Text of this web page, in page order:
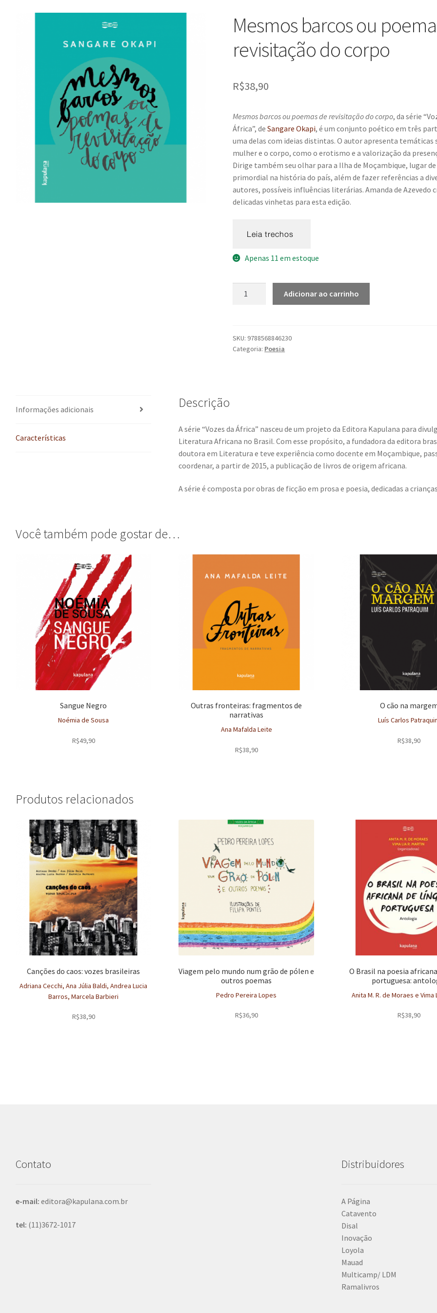
Mesmos barcos ou
revisitação do corpo
R$38,90
Mesmos barcos ou poemas de revisitação do corpo, da série
África”, deSangare Okapi, é um conjunto poético em três
uma delas com ideias distintas. O autor apresenta temáticas
mulher e o corpo, como o erotismo e a valorização da
Dirige também seu olhar para a Ilha de Moçambique, lugar
primordial na história do país, além de fazer referências a
autores, possíveis influências literárias. Amanda de Azevedo
delicadas vinhetas para esta edição.
Apenas 11 em estoque
de
revisitação
Adicionar ao carrinho
SKU: 9788568846230
Categoria: Poesia
Informações adicionais
Características
Descrição
A série “Vozes da África” nasceu de um projeto da Editora Kapulana para
Literatura Africana no Brasil. Com esse propósito, a fundadora da editora
doutora em Literatura e teve experiência como docente em Moçambique,
coordenar, a partir de 2015, a publicação de livros de origem africana.
A série é composta por obras de ficção em prosa e poesia, dedicadas a
Você também pode gostar de…
Sangue Negro
Noémia de Sousa
R$49,90
Outras fronteiras: fragmentos de
narrativas
Ana Mafalda Leite
R$38,90
O cão na
Luís Carlos
R$38,90
Produtos relacionados
Canções do caos: vozes brasileiras
Adriana Cecchi, Ana Júlia Baldi, Andrea Lucia
Barros, Marcela Barbieri
R$38,90
Viagem pelo mundo num grão de pólen e
outros poemas
Pedro Pereira Lopes
R$36,90
O Brasil na poesia
portuguesa:
Anita M. R. de Moraes e Vima
R$38,90
Contato
e-mail: editora@kapulana.com.br
tel: (11)3672-1017
Distribuidores
A Página
Catavento
Disal
Inovação
Loyola
Mauad
Multicamp/ LDM
Ramalivros